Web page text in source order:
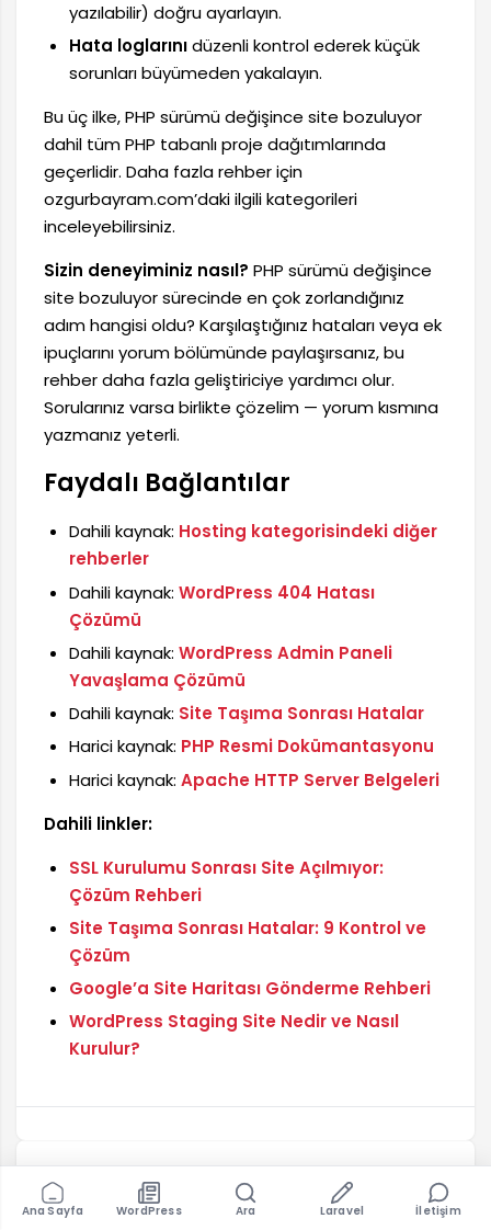
yazılabilir) doğru ayarlayın.
Hata loglarınıdüzenli kontrol ederek küçük
sorunları büyümeden yakalayın.
Bu üç ilke, PHP sürümü değişince site bozuluyor
dahil tüm PHP tabanlı proje dağıtımlarında
geçerlidir. Daha fazla rehber için
ozgurbayram.com’daki ilgili kategorileri
inceleyebilirsiniz.
Sizin deneyiminiz nasıl? PHP sürümü değişince
site bozuluyor sürecinde en çok zorlandığınız
adım hangisi oldu? Karşılaştığınız hataları veya ek
ipuçlarını yorum bölümünde paylaşırsanız, bu
rehber daha fazla geliştiriciye yardımcı olur.
Sorularınız varsa birlikte çözelim — yorum kısmına
yazmanız yeterli.
Faydalı Bağlantılar
Dahili kaynak: Hosting kategorisindeki diğer
rehberler
Dahili kaynak: WordPress 404 Hatası
Çözümü
Dahili kaynak: WordPress Admin Paneli
Yavaşlama Çözümü
Dahili kaynak: Site Taşıma Sonrası Hatalar
Harici kaynak: PHP Resmi Dokümantasyonu
Harici kaynak: Apache HTTP Server Belgeleri
Dahili linkler:
SSL Kurulumu Sonrası Site Açılmıyor:
Çözüm Rehberi
Site Taşıma Sonrası Hatalar: 9 Kontrol ve
Çözüm
Google’a Site Haritası Gönderme Rehberi
WordPress Staging Site Nedir ve Nasıl
Kurulur?
YAZAR HAKKINDA
Ana Sayfa WordPress Ara Laravel İletişim